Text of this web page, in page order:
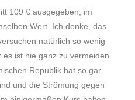
109 € ausgegeben, im
Wert. Ich denke, das
natürlich so wenig
ist nie ganz zu vermeiden.
Republik hat so gar
und die Strömung gegen